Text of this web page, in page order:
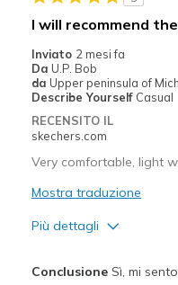
Going Out
Walking
View On Shoes
I will recommend
Inviato 2 mesi fa
Da U.P. Bob
da Upper peninsula of
Describe Yourself Casual
RECENSITO IL
skechers.com
Very comfortable, light
Mostra traduzione
Più dettagli
ConclusioneSì, mi